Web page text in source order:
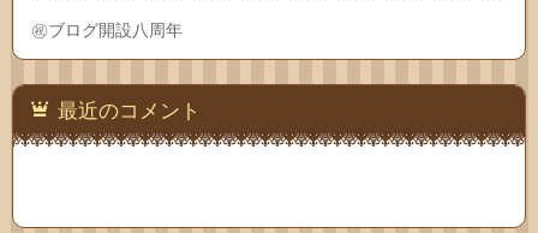
㊗ブログ開設八周年
最近のコメント